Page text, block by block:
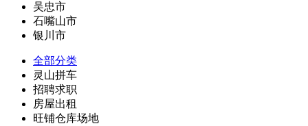
吴忠市
石嘴山市
银川市
全部分类
灵山拼车
招聘求职
房屋出租
旺铺仓库场地